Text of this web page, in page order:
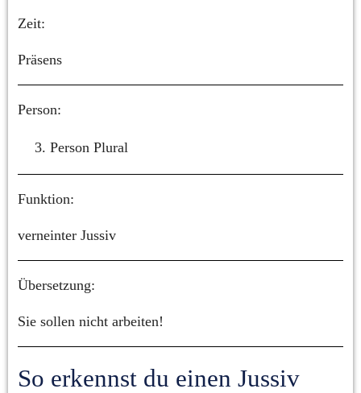
Zeit:
Präsens
Person:
Person Plural
Funktion:
verneinter Jussiv
Übersetzung:
Sie sollen nicht arbeiten!
So erkennst du einen Jussiv